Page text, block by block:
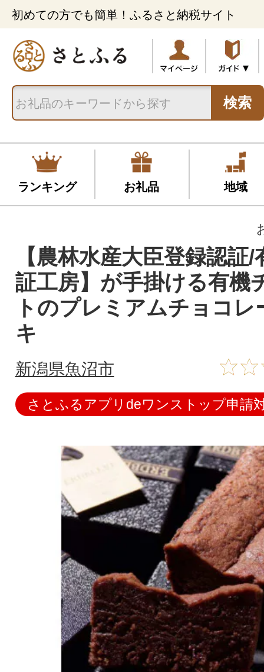
初めての方でも簡単！ふるさと納税サイト
検索
ランキング お礼品 地域
【農林水産大臣登録認証
証工房】が手掛ける有機
トのプレミアムチョコレ
キ
新潟県魚沼市
さとふるアプリdeワンストップ申請